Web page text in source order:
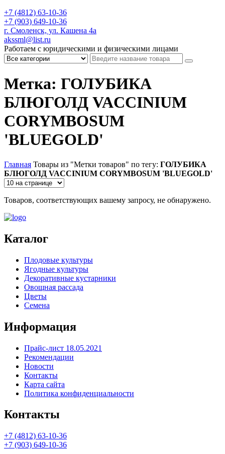
+7 (4812) 63-10-36
+7 (903) 649-10-36
г. Смоленск, ул. Кашена 4а
akssml@list.ru
Работаем с юридическими и физическими лицами
Метка: ГОЛУБИКА
БЛЮГОЛД VACCINIUM
CORYMBOSUM
'BLUEGOLD'
Главная Товары из "Метки товаров" по тегу: ГОЛУБИКА
БЛЮГОЛД VACCINIUM CORYMBOSUM 'BLUEGOLD'
Товаров, соответствующих вашему запросу, не обнаружено.
Каталог
Плодовые культуры
Ягодные культуры
Декоративные кустарники
Овощная рассада
Цветы
Семена
Информация
Прайс-лист 18.05.2021
Рекомендации
Новости
Контакты
Карта сайта
Политика конфиденциальности
Контакты
+7 (4812) 63-10-36
+7 (903) 649-10-36